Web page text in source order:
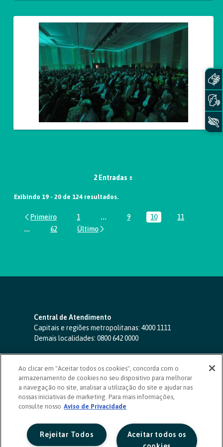
2 Entradas
Exibindo 19 - 20 de 124 resultados.
Página
1 ...Páginas intermediárias Usar ABA
Página
9 Página
10 Página
11
...Páginas intermediárias Usar ABA para navegar.
Página
62
Central de Atendimento
Capitais e regiões metropolitanas: 4000 1111
Demais localidades: 0800 642 0000
SAC 24 horas-0800 724 4420
Ouvidoria
0800 725 0996
(de segunda a sexta, das 8h às 20h)
ouvidoriasicoob.com.br
Deficientes auditivos ou de fala
Ao clicar em "Aceitar todos os cookies", concorda com o
armazenamento de cookies no seu dispositivo para melhorar
a navegação no site, analisar a utilização do site e ajudar nas
nossas iniciativas de marketing. Para mais informações,
consulte nosso Aviso de Privacidade
Aceitar todos os
Rejeitar Todos